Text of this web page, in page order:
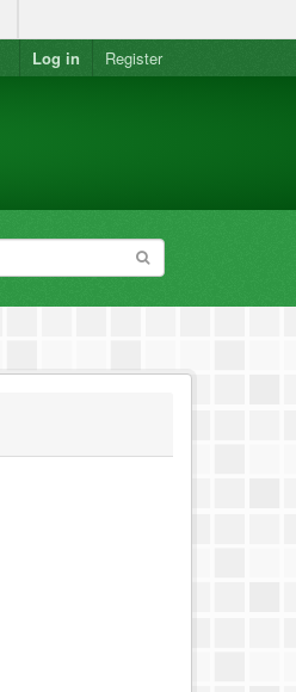
Log in Register